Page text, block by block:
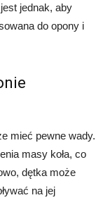
jednak, aby
do opony i
mieć pewne wady.
masy koła, co
dętka może
na jej